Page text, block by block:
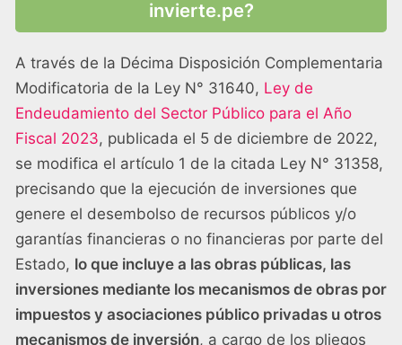
invierte.pe?
A través de la Décima Disposición Complementaria
Modificatoria de la Ley N° 31640, Ley de
Endeudamiento del Sector Público para el Año
Fiscal 2023, publicada el 5 de diciembre de 2022,
se modifica el artículo 1 de la citada Ley N° 31358,
precisando que la ejecución de inversiones que
genere el desembolso de recursos públicos y/o
garantías financieras o no financieras por parte del
Estado, lo que incluye a las obras públicas, las
inversiones mediante los mecanismos de obras por
impuestos y asociaciones público privadas u otros
mecanismos de inversión, a cargo de los pliegos